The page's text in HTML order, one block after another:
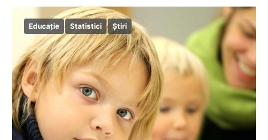
Educație Statistici Știri